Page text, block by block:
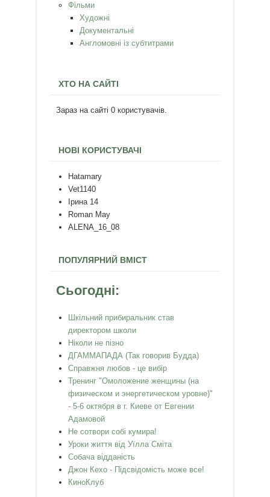
Фільми
Художні
Документальні
Англомовні із субтитрами
ХТО НА САЙТІ
Зараз на сайті 0 користувачів.
НОВІ КОРИСТУВАЧІ
Hatamary
Vet1140
Ірина 14
Roman May
ALENA_16_08
ПОПУЛЯРНИЙ ВМІСТ
Сьогодні:
Шкільний прибиральник став
директором школи
Ніколи не пізно
ДГАММАПАДА (Так говорив Будда)
Справжня любов - це вибір
Тренинг "Омоложение женщины (на
физическом и энергетическом уровне)"
- 5-6 октября в г. Киеве от Евгении
Адамовой
Не сотвори собі кумира!
Уроки життя від Уїлла Сміта
Собача відданість
Джон Кехо - Підсвідомість може все!
КиноКлуб